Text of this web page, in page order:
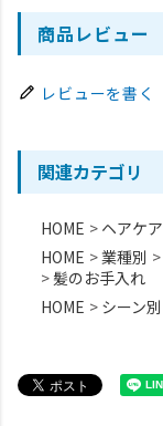
商品レビュー
レビューを書く
関連カテゴリ
HOME ヘアケア
HOME
業種別
髪のお手入れ
HOME
シーン別